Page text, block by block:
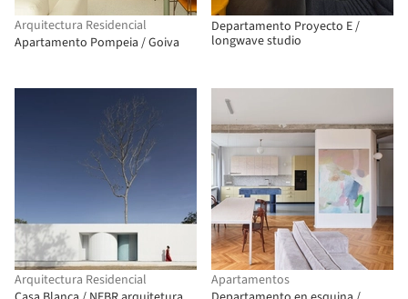
Arquitectura Residencial
Apartamento Pompeia / Goiva
Departamento Proyecto E /
longwave studio
Arquitectura Residencial
Apartamentos